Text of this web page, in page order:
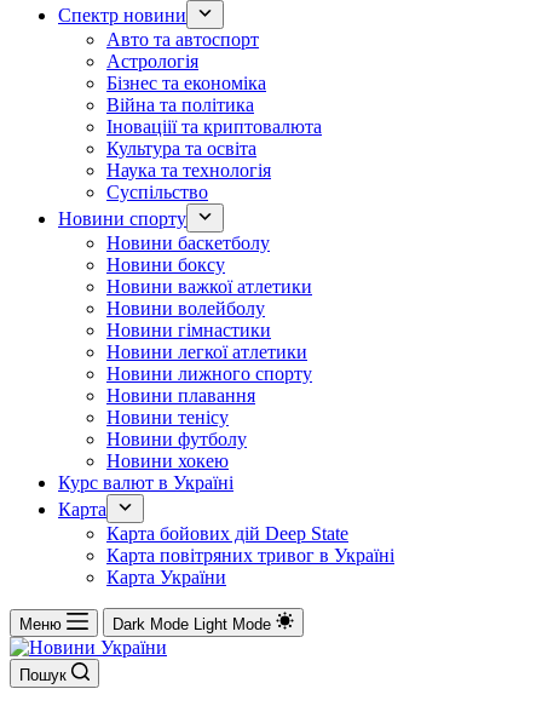
Спектр новини
Авто та автоспорт
Астрологія
Бізнес та економіка
Війна та політика
Іноваціії та криптовалюта
Культура та освіта
Наука та технологія
Суспільство
Новини спорту
Новини баскетболу
Новини боксу
Новини важкої атлетики
Новини волейболу
Новини гімнастики
Новини легкої атлетики
Новини лижного спорту
Новини плавання
Новини тенісу
Новини футболу
Новини хокею
Курс валют в Україні
Карта
Карта бойових дій Deep State
Карта повітряних тривог в Україні
Карта України
Меню Dark Mode Light Mode
Пошук